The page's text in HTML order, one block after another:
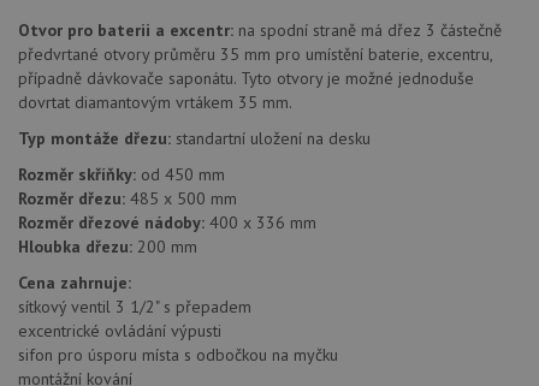
Otvor pro baterii a excentr: na spodní straně má dřez 3 částečně
předvrtané otvory průměru 35 mm pro umístění baterie, excentru,
případně dávkovače saponátu. Tyto otvory je možné jednoduše
dovrtat diamantovým vrtákem 35 mm.
Typ montáže dřezu: standartní uložení na desku
Rozměr skříňky: od 450 mm
Rozměr dřezu: 485 x 500 mm
Rozměr dřezové nádoby: 400 x 336 mm
Hloubka dřezu: 200 mm
Cena zahrnuje:
sítkový ventil 3 1/2" s přepadem
excentrické ovládání výpusti
sifon pro úsporu místa s odbočkou na myčku
montážní kování